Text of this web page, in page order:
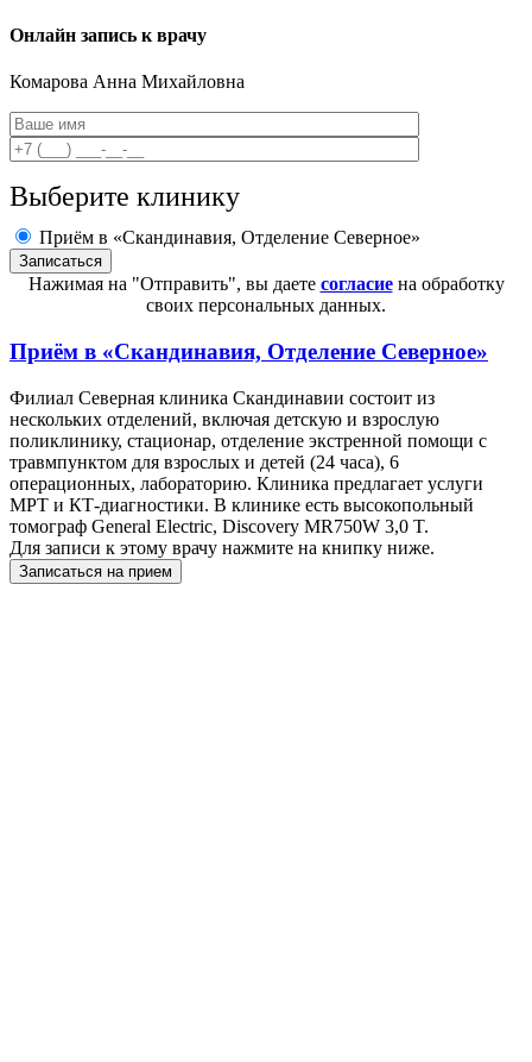
Онлайн запись к врачу
Комарова Анна Михайловна
Выберите клинику
Приём в «Скандинавия, Отделение Северное»
Нажимая на "Отправить", вы даете согласиена обработку
своих персональных данных.
Приём в «Скандинавия, Отделение Северное»
Филиал Северная клиника Скандинавии состоит из
нескольких отделений, включая детскую и взрослую
поликлинику, стационар, отделение экстренной помощи с
травмпунктом для взрослых и детей (24 часа), 6
операционных, лабораторию. Клиника предлагает услуги
МРТ и КТ-диагностики. В клинике есть высокопольный
томограф General Electric, Discovery MR750W 3,0 T.
Для записи к этому врачу нажмите на книпку ниже.
Записаться на прием